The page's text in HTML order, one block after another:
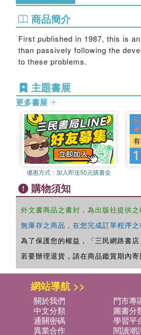
商品簡介
First published in 1987, this is
than passively following the
to these problems.
主題書展
更多書展
優惠方式： 加入即送50元購書金
購物須知
外文書商品之書封，為出版社提供
無庫存之商品，在您完成訂單程序
為了保護您的權益，「三民網路書店
若要辦理退貨，請在商品鑑賞期內
網站導航 >>
關於我們 門市專
中文分類
圖書分
通關密碼
學習平
異業合作
閱讀潮